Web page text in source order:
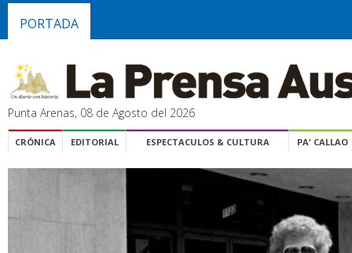
PORTADA
Punta Arenas, 08 de Agosto del 2026
CRÓNICA EDITORIAL ESPECTACULOS & CULTURA PA' CALLAO